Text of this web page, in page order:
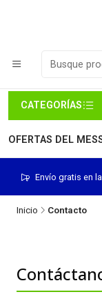
CATEGORÍAS
OFERTAS DEL MES
Envío gratis en
Inicio Contacto